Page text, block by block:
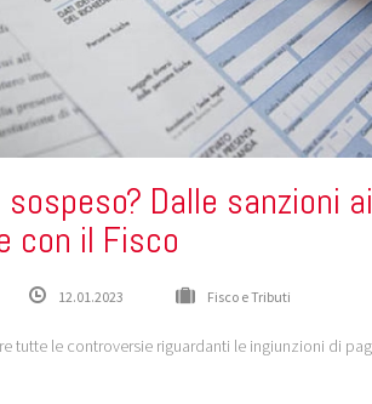
Dalle sanzioni
con il Fisco
12.01.2023 Fisco e Tributi
tutte le controversie riguardanti le ingiunzioni di